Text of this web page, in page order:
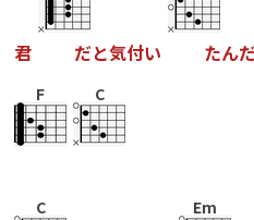
君 だと気付い たん
F C
C Em